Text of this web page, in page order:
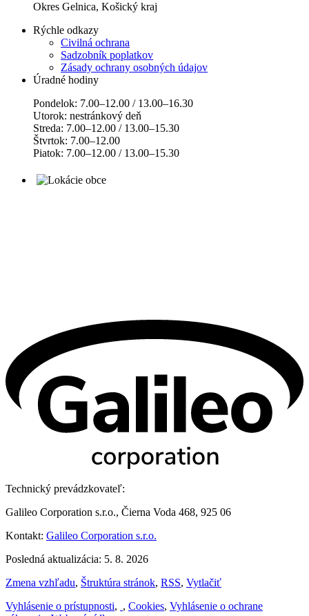
Okres Gelnica, Košický kraj
Rýchle odkazy
Civilná ochrana
Sadzobník poplatkov
Zásady ochrany osobných údajov
Úradné hodiny
Pondelok: 7.00–12.00 / 13.00–16.30
Utorok: nestránkový deň
Streda: 7.00–12.00 / 13.00–15.30
Štvrtok: 7.00–12.00
Piatok: 7.00–12.00 / 13.00–15.30
Technický prevádzkovateľ:
Galileo Corporation s.r.o., Čierna Voda 468, 925 06
Kontakt: Galileo Corporation s.r.o.
Posledná aktualizácia: 5. 8. 2026
Zmena vzhľadu, Štruktúra stránok, RSS, Vytlačiť
Vyhlásenie o prístupnosti, , Cookies, Vyhlásenie o ochrane